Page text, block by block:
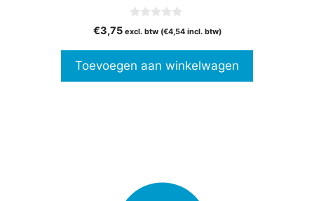
v
5
€3,75 excl. btw (€4,54incl. btw)
Toevoegen aan winkelwagen